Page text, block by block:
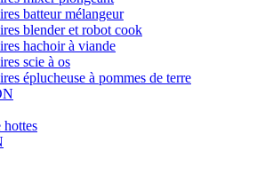
batteur mélangeur
blender et robot cook
hachoir à viande
scie à os
éplucheuse à pommes de terre
hottes